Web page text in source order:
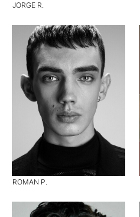
JORGE R.
ROMAN P.